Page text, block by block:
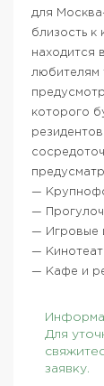
для
близость к
находится
любителям
которого
—
—
— Игровые
—
— Кафе и
Для
заявку.